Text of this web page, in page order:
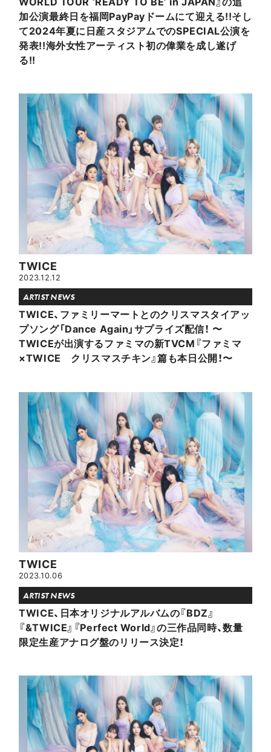
加公演最終日を福岡PayPayドームにて迎える!!そし
て2024年夏に日産スタジアムでのSPECIAL公演を
発表!!海外女性アーティスト初の偉業を成し遂げ
る!!
TWICE
2023.12.12
ARTIST NEWS
TWICE、ファミリーマートとのクリスマスタイアッ
プソング「Dance Again」サプライズ配信！ 〜
TWICEが出演するファミマの新TVCM『ファミマ
×TWICE クリスマスチキン』篇も本日公開！〜
TWICE
2023.10.06
ARTIST NEWS
TWICE、日本オリジナルアルバムの『BDZ』
『&TWICE』『Perfect World』の三作品同時、数量
限定生産アナログ盤のリリース決定！